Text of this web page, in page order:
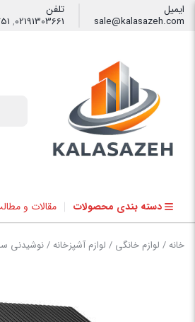
ایمیل
sale@kalasazeh.com
تلفن
02191303661
,
دسته بندی محصولات مقالات و
خانه/ لوازم خانگی / لوازم آشپزخانه/نوشیدنی